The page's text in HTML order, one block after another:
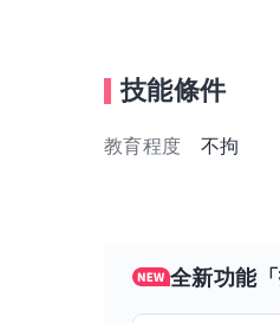
技能條件
教育程度 不拘
全新功能「